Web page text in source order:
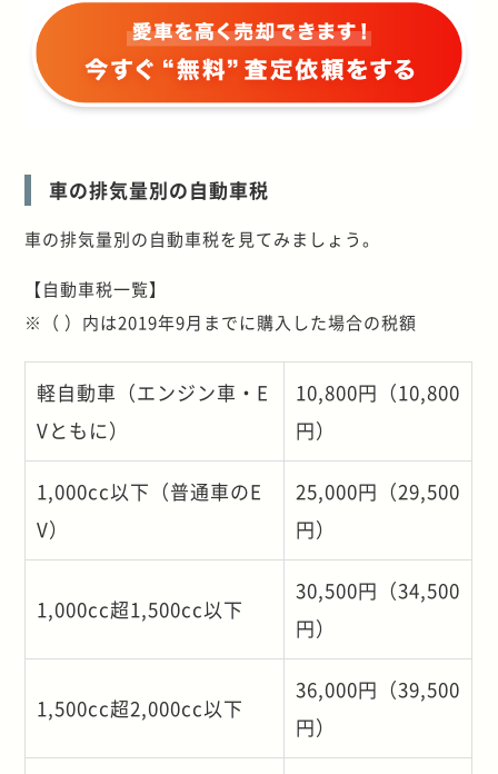
車の排気量別の自動車税
車の排気量別の自動車税を見てみましょう。
【自動車税一覧】
※（ ）内は2019年9月までに購入した場合の税額
軽自動車（エンジン車・E
Vともに）
10,800円（10,800
円）
1,000cc以下（普通車のE
V）
25,000円（29,500
円）
1,000cc超1,500cc以下
30,500円（34,500
円）
1,500cc超2,000cc以下
36,000円（39,500
円）